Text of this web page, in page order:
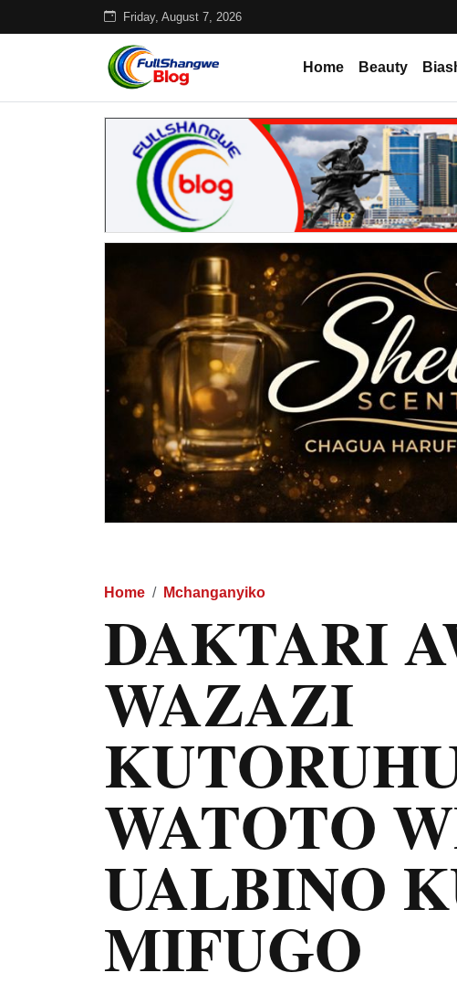
Friday, August 7, 2026
Home Beauty
Home Mchanganyiko
DAKTARI
WAZAZI
WATOTO
UALBINO
MIFUGO